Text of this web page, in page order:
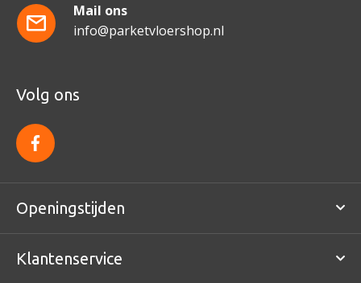
Mail ons
info@parketvloershop.nl
Volg ons
f
a
c
e
o
o
Openingstijden
Klantenservice